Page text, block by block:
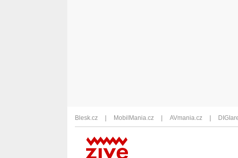
Blesk.cz MobilMania.cz AVmania.cz